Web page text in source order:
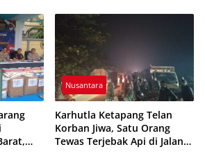
Nusantara
Karhutla Ketapang Telan
Korban Jiwa, Satu Orang
Tewas Terjebak Api di Jalan